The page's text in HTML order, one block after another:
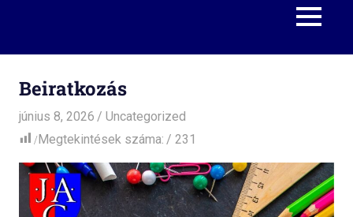
MENU
Beiratkozás
június 8, 2026 admin
Uncategorized
Megtekintések száma:
231